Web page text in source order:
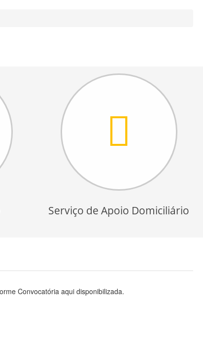
Serviço de Apoio Domiciliário
Convocatória aqui disponibilizada.